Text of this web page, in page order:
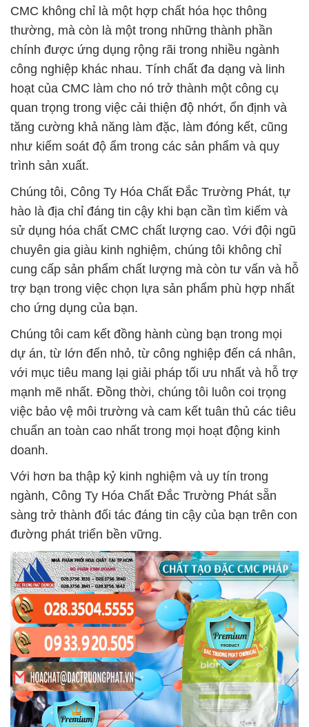
CMC không chỉ là một hợp chất hóa học thông
thường, mà còn là một trong những thành phần
chính được ứng dụng rộng rãi trong nhiều ngành
công nghiệp khác nhau. Tính chất đa dạng và linh
hoạt của CMC làm cho nó trở thành một công cụ
quan trọng trong việc cải thiện độ nhớt, ổn định và
tăng cường khả năng làm đặc, làm đóng kết, cũng
như kiểm soát độ ẩm trong các sản phẩm và quy
trình sản xuất.
Chúng tôi, Công Ty Hóa Chất Đắc Trường Phát, tự
hào là địa chỉ đáng tin cậy khi bạn cần tìm kiếm và
sử dụng hóa chất CMC chất lượng cao. Với đội ngũ
chuyên gia giàu kinh nghiệm, chúng tôi không chỉ
cung cấp sản phẩm chất lượng mà còn tư vấn và hỗ
trợ bạn trong việc chọn lựa sản phẩm phù hợp nhất
cho ứng dụng của bạn.
Chúng tôi cam kết đồng hành cùng bạn trong mọi
dự án, từ lớn đến nhỏ, từ công nghiệp đến cá nhân,
với mục tiêu mang lại giải pháp tối ưu nhất và hỗ trợ
mạnh mẽ nhất. Đồng thời, chúng tôi luôn coi trọng
việc bảo vệ môi trường và cam kết tuân thủ các tiêu
chuẩn an toàn cao nhất trong mọi hoạt động kinh
doanh.
Với hơn ba thập kỷ kinh nghiệm và uy tín trong
ngành, Công Ty Hóa Chất Đắc Trường Phát sẵn
sàng trở thành đối tác đáng tin cậy của bạn trên con
đường phát triển bền vững.